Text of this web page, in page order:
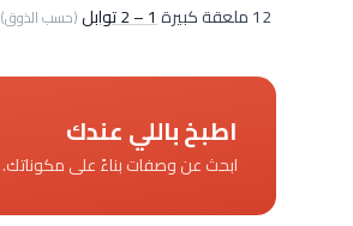
12 ملعقة كبيرة
1 – 2 توابل (حسب الذوق)
اطبخ باللي عندك
ابحث عن وصفات بناءً على مكوناتك.